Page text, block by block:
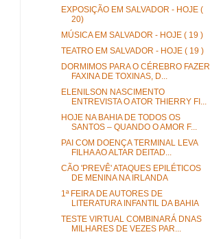
EXPOSIÇÃO EM SALVADOR - HOJE (
20)
MÚSICA EM SALVADOR - HOJE ( 19 )
TEATRO EM SALVADOR - HOJE ( 19 )
DORMIMOS PARA O CÉREBRO FAZER
FAXINA DE TOXINAS, D...
ELENILSON NASCIMENTO
ENTREVISTA O ATOR THIERRY FI...
HOJE NA BAHIA DE TODOS OS
SANTOS – QUANDO O AMOR F...
PAI COM DOENÇA TERMINAL LEVA
FILHA AO ALTAR DEITAD...
CÃO 'PREVÊ' ATAQUES EPILÉTICOS
DE MENINA NA IRLANDA
1ª FEIRA DE AUTORES DE
LITERATURA INFANTIL DA BAHIA
TESTE VIRTUAL COMBINARÁ DNAS
MILHARES DE VEZES PAR...